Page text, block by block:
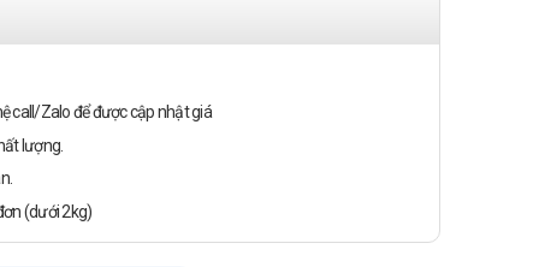
call/Zalo để được cập nhật giá
lượng.
(dưới 2kg)